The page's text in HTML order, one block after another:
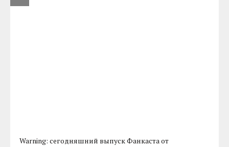
Warning: сегодняшний выпуск Фанкаста от